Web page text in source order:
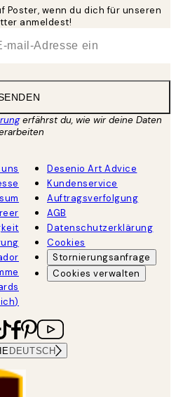
Poster, wenn du dich für unseren
anmeldest!
erfährst du, wie wir deine Daten
Desenio Art Advice
Kundenservice
Auftragsverfolgung
AGB
Datenschutzerklärung
Cookies
Stornierungsanfrage
Cookies verwalten
DEUTSCH